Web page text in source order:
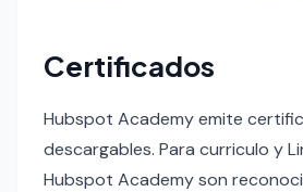
Certificados
Hubspot Academy emite
descargables. Para curriculo y
Hubspot Academy son